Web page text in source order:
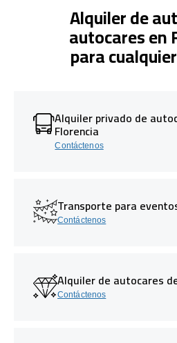
Alquiler de
autocares en
para
Alquiler privado de
Florencia
Contáctenos
Transporte para
Contáctenos
Alquiler de autocares
Contáctenos